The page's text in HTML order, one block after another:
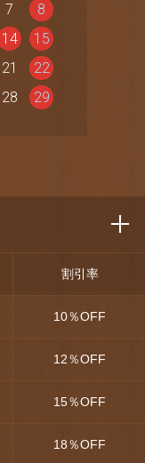
7
8
14
15
21
22
28
29
割引率
10％OFF
12％OFF
15％OFF
18％OFF